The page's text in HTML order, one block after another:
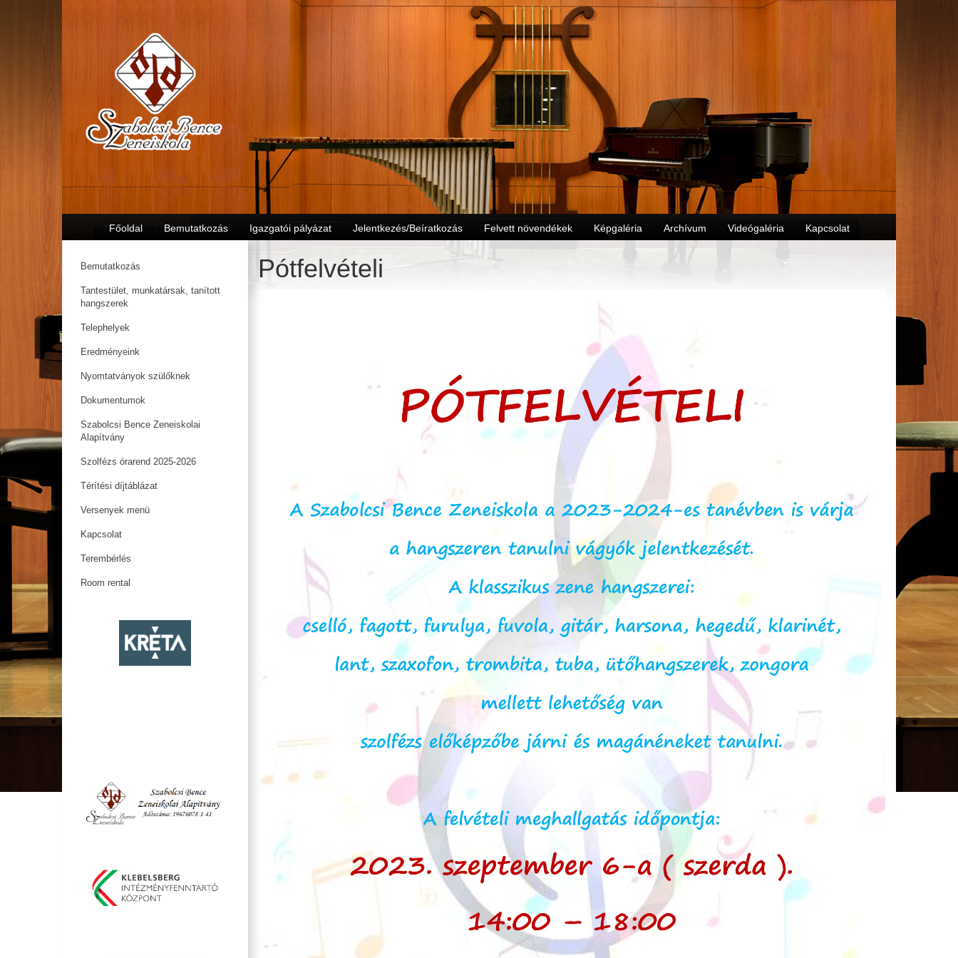
Bemutatkozás
Tantestület, munkatársak, tanított
hangszerek
Telephelyek
Eredményeink
Nyomtatványok szülőknek
Dokumentumok
Szabolcsi Bence Zeneiskolai
Alapítvány
Szolfézs órarend 2025-2026
Térítési díjtáblázat
Versenyek menü
Kapcsolat
Terembérlés
Room rental
Főoldal Bemutatkozás Igazgatói pályázat Jelentkezés/Beíratkozás Felvett növendékek Képgaléria Archívum Videógaléria Kapcsolat
Pótfelvételi